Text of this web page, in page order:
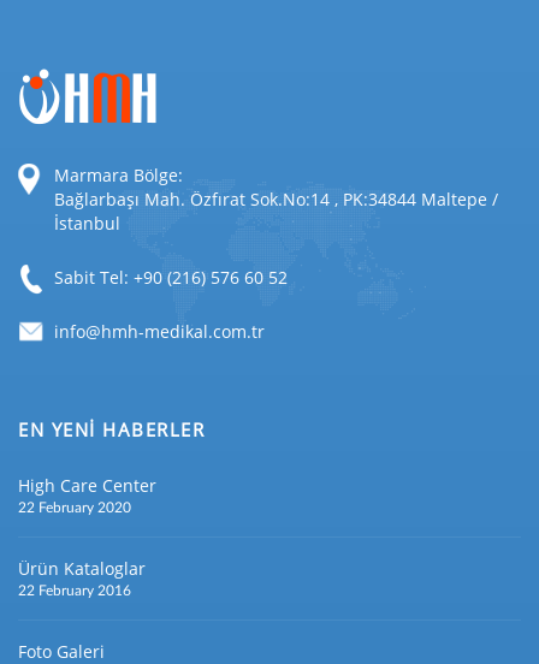
Marmara Bölge:
Bağlarbaşı Mah. Özfırat Sok.No:14 , PK:34844 Maltepe /
İstanbul
Sabit Tel: +90 (216) 576 60 52
EN YENİ HABERLER
High Care Center
22 February 2020
Ürün Kataloglar
22 February 2016
Foto Galeri